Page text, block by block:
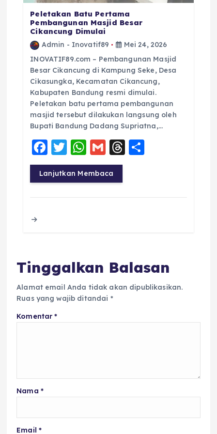
Peletakan Batu Pertama
Pembangunan Masjid Besar
Cikancung Dimulai
Admin - Inovatif89
Mei 24, 2026
INOVATIF89.com – Pembangunan Masjid
Besar Cikancung di Kampung Seke, Desa
Cikasungka, Kecamatan Cikancung,
Kabupaten Bandung resmi dimulai.
Peletakan batu pertama pembangunan
masjid tersebut dilakukan langsung oleh
Bupati Bandung Dadang Supriatna,…
F
a
c
e
T
w
it
te
W
h
a
ts
G
m
ai
l
T
a re
Lanjutkan Membaca
Tinggalkan Balasan
Alamat email Anda tidak akan dipublikasikan.
Ruas yang wajib ditandai *
Komentar*
Nama *
Email *